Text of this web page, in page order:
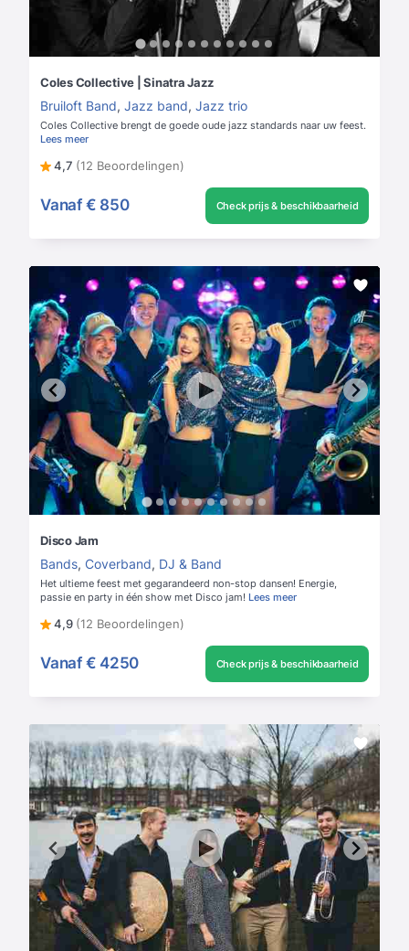
Coles Collective | Sinatra Jazz
Bruiloft Band, Jazz band, Jazz trio
Coles Collective brengt de goede oude jazz standards naar uw feest.
Lees meer
4,7 (12 Beoordelingen)
Vanaf € 850 Check prijs & beschikbaarheid
Disco Jam
Bands, Coverband, DJ & Band
Het ultieme feest met gegarandeerd non-stop dansen! Energie,
passie en party in één show met Disco jam! Lees meer
4,9 (12 Beoordelingen)
Vanaf € 4250 Check prijs & beschikbaarheid